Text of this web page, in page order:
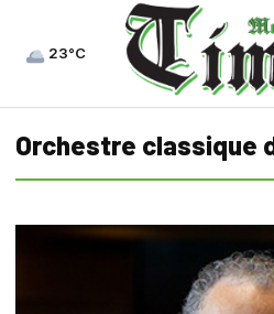
23°C
Orchestre classique